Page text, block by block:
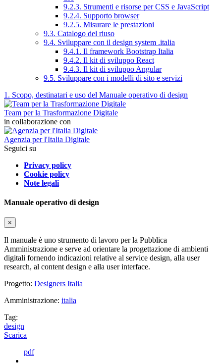
9.2.3. Strumenti e risorse per CSS e JavaScript
9.2.4. Supporto browser
9.2.5. Misurare le prestazioni
9.3. Catalogo del riuso
9.4. Sviluppare con il design system .italia
9.4.1. Il framework Bootstrap Italia
9.4.2. Il kit di sviluppo React
9.4.3. Il kit di sviluppo Angular
9.5. Sviluppare con i modelli di sito e servizi
1. Scopo, destinatari e uso del Manuale operativo di design
Team per la Trasformazione Digitale
in collaborazione con
Agenzia per l'Italia Digitale
Seguici su
Privacy policy
Cookie policy
Note legali
Manuale operativo di design
×
Il manuale è uno strumento di lavoro per la Pubblica
Amministrazione e serve ad orientare la progettazione di ambienti
digitali fornendo indicazioni relative al service design, alla user
research, al content design e alla user interface.
Progetto: Designers Italia
Amministrazione: italia
Tag:
design
Scarica
pdf